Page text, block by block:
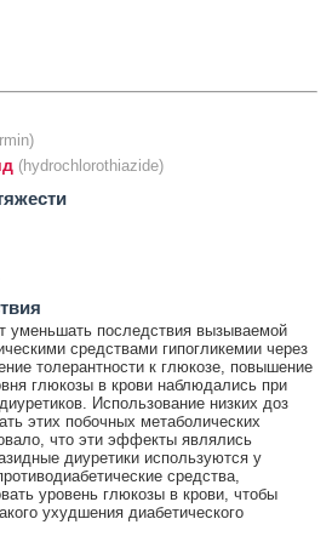
(hydrochlorothiazide)
уменьшать последствия вызываемой
средствами гипогликемии через
толерантности к глюкозе, повышение
глюкозы в крови наблюдались при
Использование низких доз
этих побочных метаболических
что эти эффекты являлись
диуретики используются у
средства,
уровень глюкозы в крови, чтобы
ухудшения диабетического